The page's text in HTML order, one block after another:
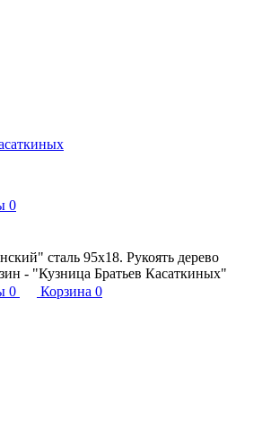
0
сталь 95х18. Рукоять дерево
- "Кузница Братьев Касаткиных"
0 Корзина 0